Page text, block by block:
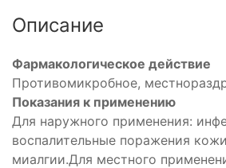
Описание
Фармакологическое действие
Противомикробное,
Показания к применению
Для наружного применения:
воспалительные поражения
миалгии.Для местного